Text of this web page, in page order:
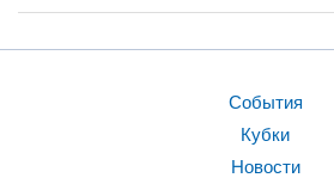
События
Кубки
Новости